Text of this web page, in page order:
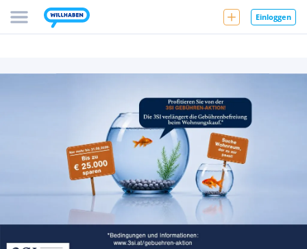
Einloggen